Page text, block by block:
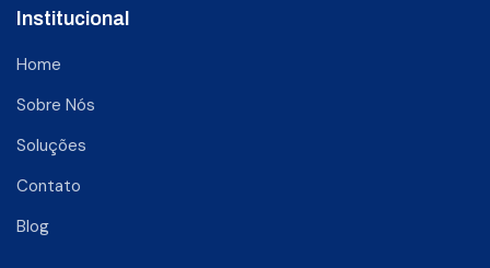
Institucional
Home
Sobre Nós
Soluções
Contato
Blog